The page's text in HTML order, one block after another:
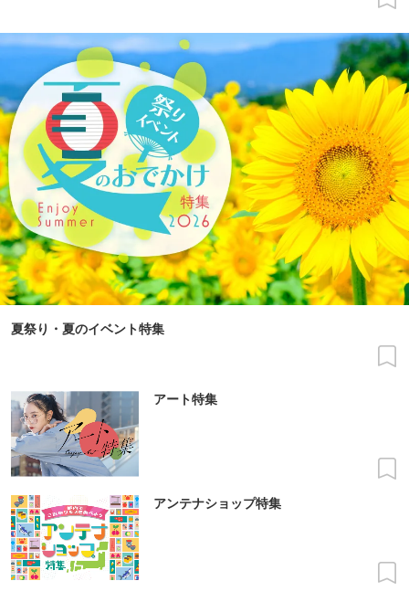
夏祭り・夏のイベント特集
アート特集
アンテナショップ特集